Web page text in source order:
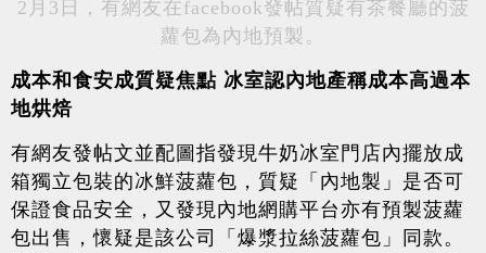
2月3日，有網友在facebook發帖質疑有茶餐廳的菠
蘿包為內地預製。
成本和食安成質疑焦點 冰室認內地產稱成本高過本
地烘焙
有網友發帖文並配圖指發現牛奶冰室門店內擺放成
箱獨立包裝的冰鮮菠蘿包，質疑「內地製」是否可
保證食品安全，又發現內地網購平台亦有預製菠蘿
包出售，懷疑是該公司「爆漿拉絲菠蘿包」同款。